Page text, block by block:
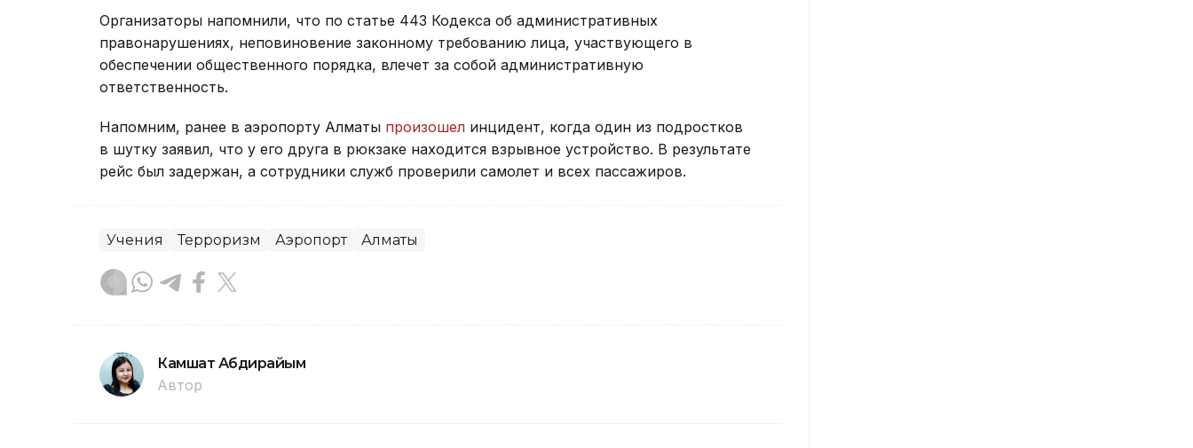
Организаторы напомнили, что по статье 443 Кодекса об административных
правонарушениях, неповиновение законному требованию лица, участвующего в
обеспечении общественного порядка, влечет за собой административную
ответственность.
Напомним, ранее в аэропорту Алматы произошел инцидент, когда один из подростков
в шутку заявил, что у его друга в рюкзаке находится взрывное устройство. В результате
рейс был задержан, а сотрудники служб проверили самолет и всех пассажиров.
Учения Терроризм Аэропорт Алматы
Камшат Абдирайым
Автор